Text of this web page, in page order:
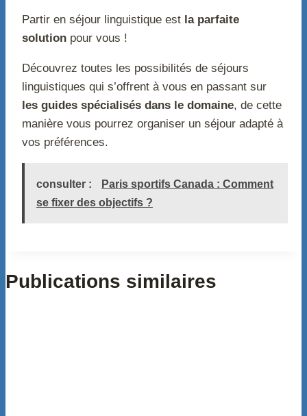
Partir en séjour linguistique est la parfaite
solution pour vous !
Découvrez toutes les possibilités de séjours
linguistiques qui s’offrent à vous en passant sur
les guides spécialisés dans le domaine, de cette
manière vous pourrez organiser un séjour adapté à
vos préférences.
consulter :
Paris sportifs Canada : Comment
se fixer des objectifs ?
Publications similaires